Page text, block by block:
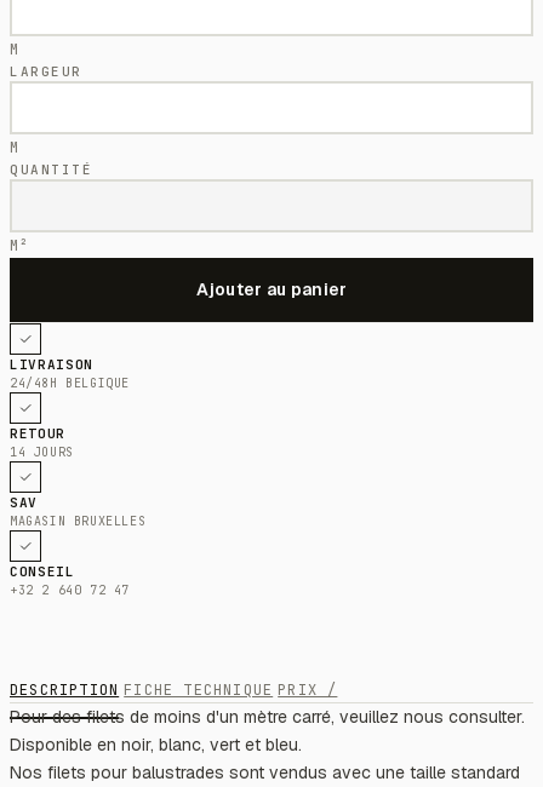
M
LARGEUR
M
QUANTITÉ
M²
LIVRAISON
24/48H BELGIQUE
RETOUR
14 JOURS
SAV
MAGASIN BRUXELLES
CONSEIL
+32 2 640 72 47
DESCRIPTION FICHE TECHNIQUE PRIX /
Pour des filets de moins d'un mètre carré, veuillez nous consulter.
Disponible en noir, blanc, vert et bleu.
Nos filets pour balustrades sont vendus avec une taille standard